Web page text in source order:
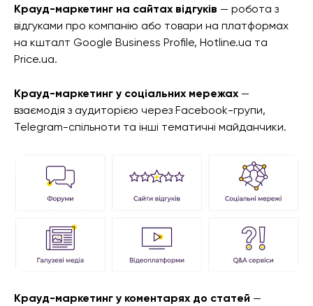
Крауд-маркетинг на сайтах відгуків — робота з
відгуками про компанію або товари на платформах
на кшталт Google Business Profile, Hotline.ua та
Price.ua.
Крауд-маркетинг у соціальних мережах —
взаємодія з аудиторією через Facebook-групи,
Telegram-спільноти та інші тематичні майданчики.
Крауд-маркетинг у коментарях до статей —